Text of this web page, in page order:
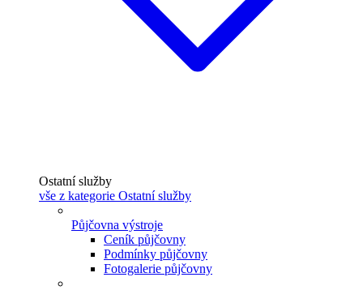
Ostatní služby
vše z kategorie Ostatní služby
Půjčovna výstroje
Ceník půjčovny
Podmínky půjčovny
Fotogalerie půjčovny